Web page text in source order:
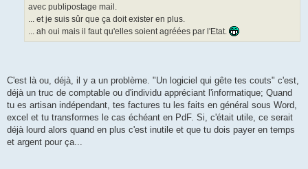
avec publipostage mail.
... et je suis sûr que ça doit exister en plus.
... ah oui mais il faut qu'elles soient agréées par l'Etat.
C'est là ou, déjà, il y a un problème. "Un logiciel qui gête tes couts" c'est,
déjà un truc de comptable ou d'individu appréciant l'informatique; Quand
tu es artisan indépendant, tes factures tu les faits en général sous Word,
excel et tu transformes le cas échéant en PdF. Si, c'était utile, ce serait
déjà lourd alors quand en plus c'est inutile et que tu dois payer en temps
et argent pour ça...